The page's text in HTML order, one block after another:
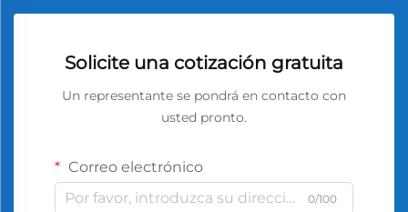
Solicite una cotización gratuita
Un representante se pondrá en contacto con
usted pronto.
Correo electrónico
0/100